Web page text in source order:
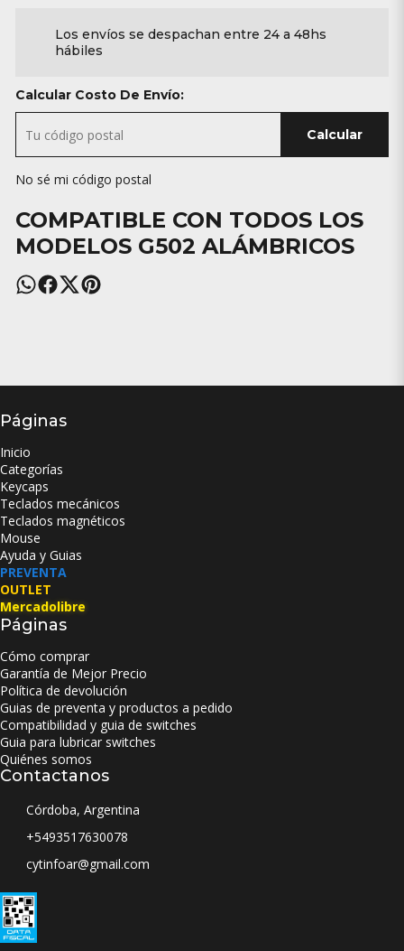
Los envíos se despachan entre 24 a 48hs
hábiles
Calcular Costo De Envío:
Calcular
No sé mi código postal
COMPATIBLE CON TODOS LOS
MODELOS G502 ALÁMBRICOS
Páginas
Inicio
Categorías
Keycaps
Teclados mecánicos
Teclados magnéticos
Mouse
Ayuda y Guias
PREVENTA
OUTLET
Mercadolibre
Páginas
Cómo comprar
Garantía de Mejor Precio
Política de devolución
Guias de preventa y productos a pedido
Compatibilidad y guia de switches
Guia para lubricar switches
Quiénes somos
Contactanos
Córdoba, Argentina
+5493517630078
cytinfoar@gmail.com